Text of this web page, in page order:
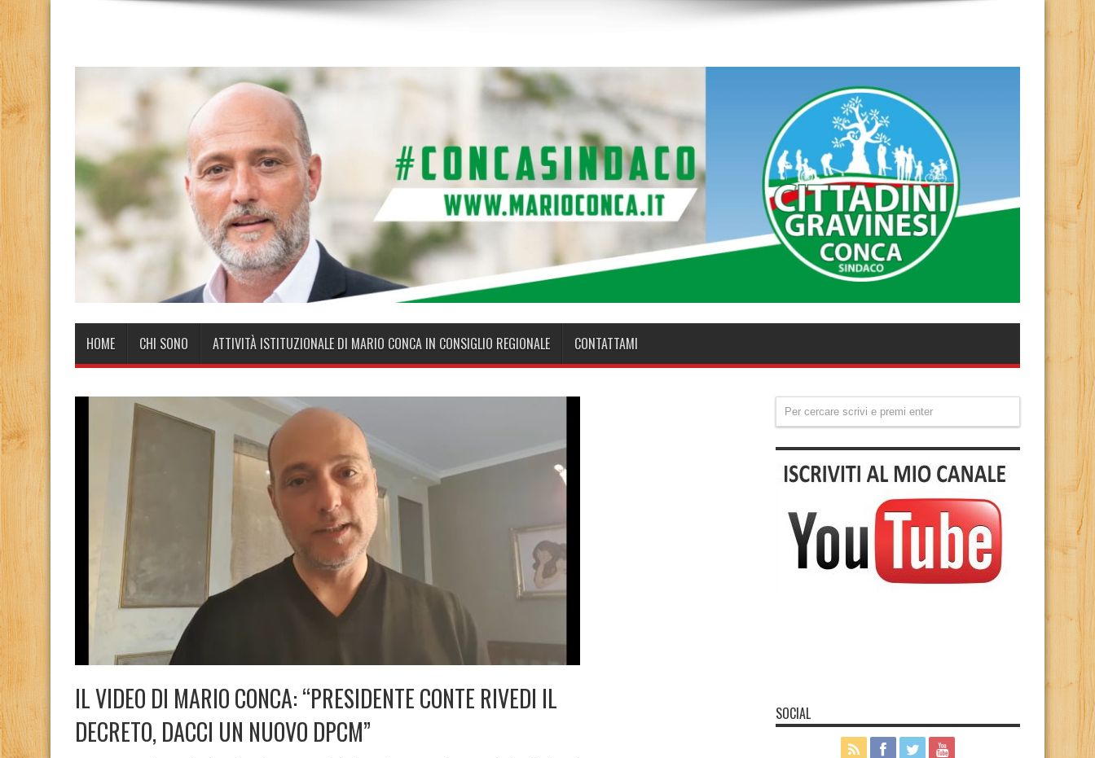
HOME CHI SONO ATTIVITÀ ISTITUZIONALE DI MARIO CONCA IN CONSIGLIO REGIONALE CONTATTAMI
IL VIDEO DI MARIO CONCA: “PRESIDENTE CONTE RIVEDI IL
DECRETO, DACCI UN NUOVO DPCM”
SOCIAL